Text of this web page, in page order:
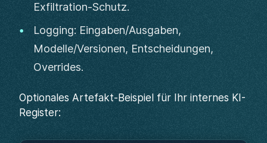
Exfiltration-Schutz.
Logging: Eingaben/Ausgaben,
Modelle/Versionen, Entscheidungen,
Overrides.
Optionales Artefakt-Beispiel für Ihr internes KI-
Register: